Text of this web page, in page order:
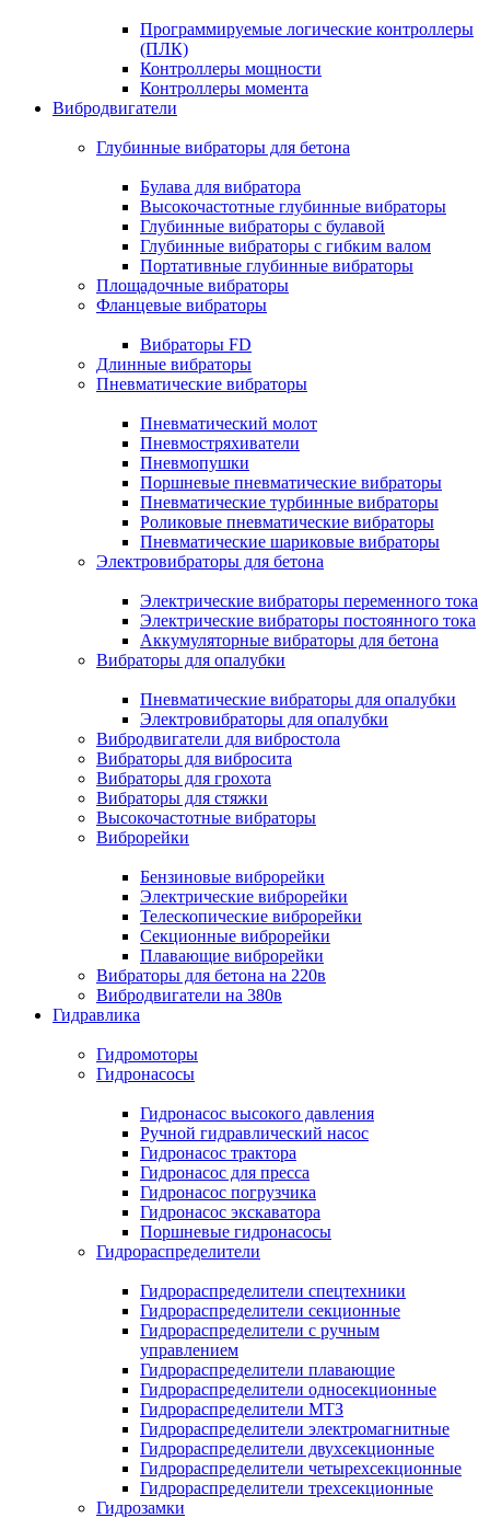
Программируемые логические контроллеры
(ПЛК)
Контроллеры мощности
Контроллеры момента
Вибродвигатели
Глубинные вибраторы для бетона
Булава для вибратора
Высокочастотные глубинные вибраторы
Глубинные вибраторы с булавой
Глубинные вибраторы с гибким валом
Портативные глубинные вибраторы
Площадочные вибраторы
Фланцевые вибраторы
Вибраторы FD
Длинные вибраторы
Пневматические вибраторы
Пневматический молот
Пневмостряхиватели
Пневмопушки
Поршневые пневматические вибраторы
Пневматические турбинные вибраторы
Роликовые пневматические вибраторы
Пневматические шариковые вибраторы
Электровибраторы для бетона
Электрические вибраторы переменного тока
Электрические вибраторы постоянного тока
Аккумуляторные вибраторы для бетона
Вибраторы для опалубки
Пневматические вибраторы для опалубки
Электровибраторы для опалубки
Вибродвигатели для вибростола
Вибраторы для вибросита
Вибраторы для грохота
Вибраторы для стяжки
Высокочастотные вибраторы
Виброрейки
Бензиновые виброрейки
Электрические виброрейки
Телескопические виброрейки
Секционные виброрейки
Плавающие виброрейки
Вибраторы для бетона на 220в
Вибродвигатели на 380в
Гидравлика
Гидромоторы
Гидронасосы
Гидронасос высокого давления
Ручной гидравлический насос
Гидронасос трактора
Гидронасос для пресса
Гидронасос погрузчика
Гидронасос экскаватора
Поршневые гидронасосы
Гидрораспределители
Гидрораспределители спецтехники
Гидрораспределители секционные
Гидрораспределители с ручным
управлением
Гидрораспределители плавающие
Гидрораспределители односекционные
Гидрораспределители МТЗ
Гидрораспределители электромагнитные
Гидрораспределители двухсекционные
Гидрораспределители четырехсекционные
Гидрораспределители трехсекционные
Гидрозамки